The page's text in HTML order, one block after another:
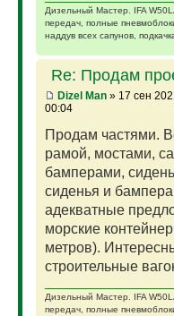
Дизельный Мастер. IFA
передач, полные
наддув всех сапунов,
Re: Продам
Dizel Man» 17 сен
00:04
Продам частями.
рамой, мостами,
бамперами,
сиденья и
адекватные
морские
метров).
строительные
Дизельный Мастер. IFA
передач, полные